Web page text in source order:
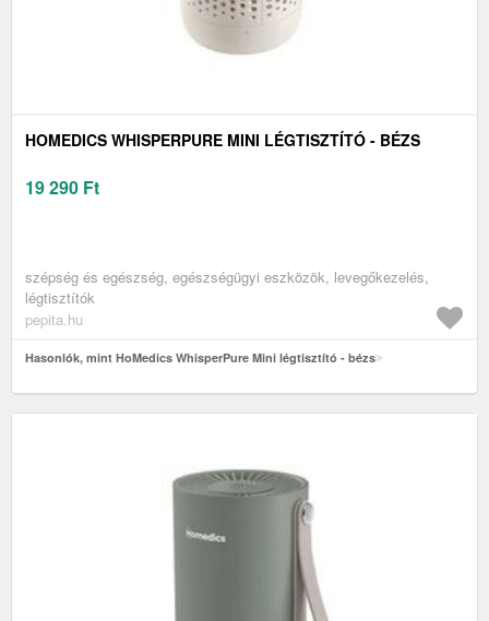
HOMEDICS WHISPERPURE MINI LÉGTISZTÍTÓ - BÉZS
19 290 Ft
szépség és egészség, egészségügyi eszközök, levegőkezelés,
légtisztítók
pepita.hu
Hasonlók, mint HoMedics WhisperPure Mini légtisztító - bézs